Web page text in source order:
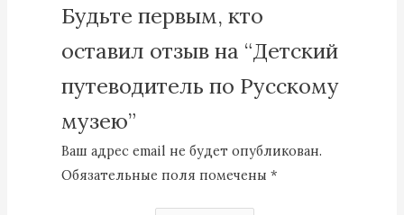
Будьте первым, кто
оставил отзыв на “Детский
путеводитель по Русскому
музею”
Ваш адрес email не будет опубликован.
Обязательные поля помечены*